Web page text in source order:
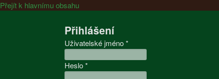
Přejít k hlavnímu obsahu
Přihlášení
Uživatelské jméno*
Heslo*